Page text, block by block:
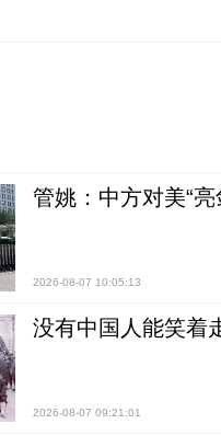
管姚：中方对美“
2026-08-07 10:05:13
没有中国人能笑着
2026-08-07 09:21:01